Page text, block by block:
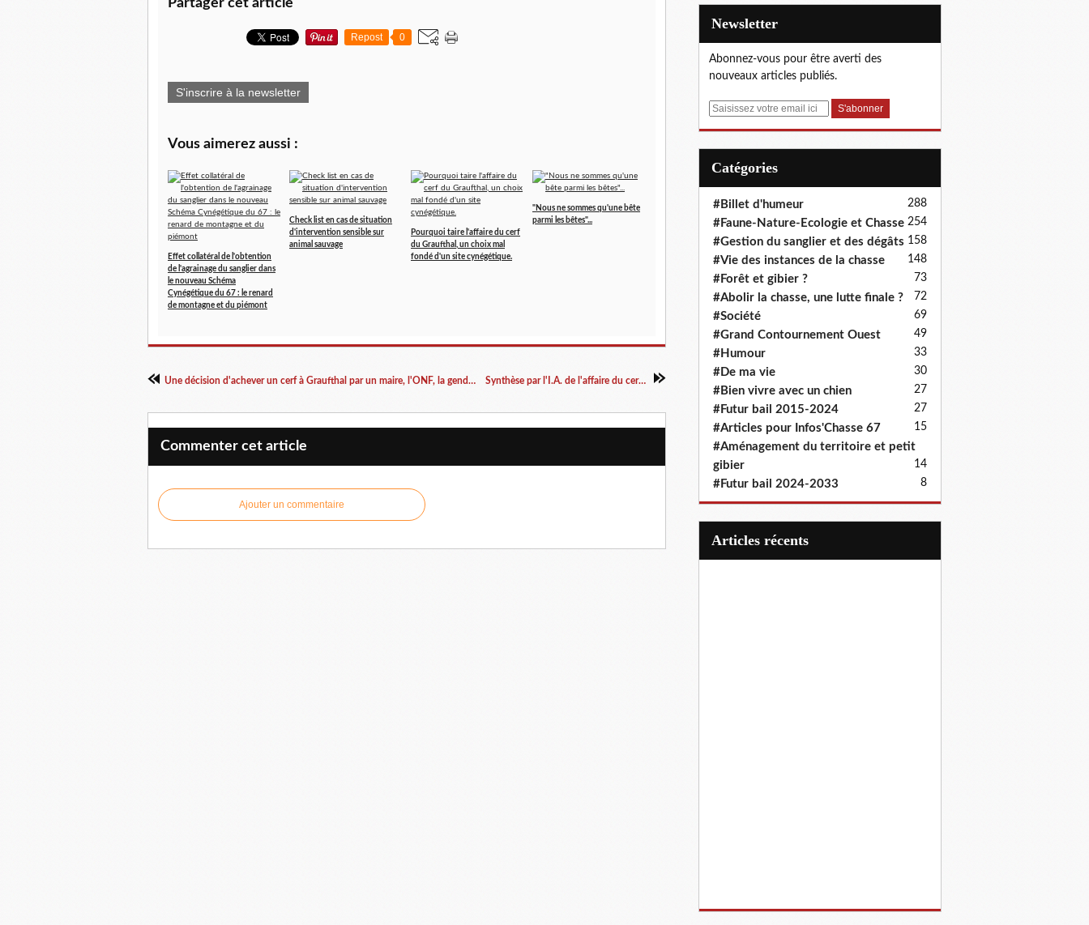
Partager cet article
Repost 0
S'inscrire à la newsletter
Vous aimerez aussi :
Effet collatéral de l'obtention
de l'agrainage du sanglier dans
le nouveau Schéma
Cynégétique du 67 : le renard
de montagne et du piémont
Check list en cas de situation
d'intervention sensible sur
animal sauvage
Pourquoi taire l'affaire du cerf
du Graufthal, un choix mal
fondé d'un site cynégétique.
"Nous ne sommes qu'une bête
parmi les bêtes"...
Une décision d'achever un cerf à Graufthal par un maire, l'ONF, la gendarmerie fait polémique Synthèse par l'I.A. de l'affaire du cerf de Graufthal
Commenter cet article
Ajouter un commentaire
Newsletter
Abonnez-vous pour être averti des
nouveaux articles publiés.
E
Catégories
#Billet d'humeur 288
#Faune-Nature-Ecologie et Chasse 254
#Gestion du sanglier et des dégâts 158
#Vie des instances de la chasse 148
#Forêt et gibier ? 73
#Abolir la chasse, une lutte finale ? 72
#Société 69
#Grand Contournement Ouest 49
#Humour 33
#De ma vie 30
#Bien vivre avec un chien 27
#Futur bail 2015-2024 27
#Articles pour Infos'Chasse 67 15
#Aménagement du territoire et petit
gibier
14
#Futur bail 2024-2033 8
articles récents